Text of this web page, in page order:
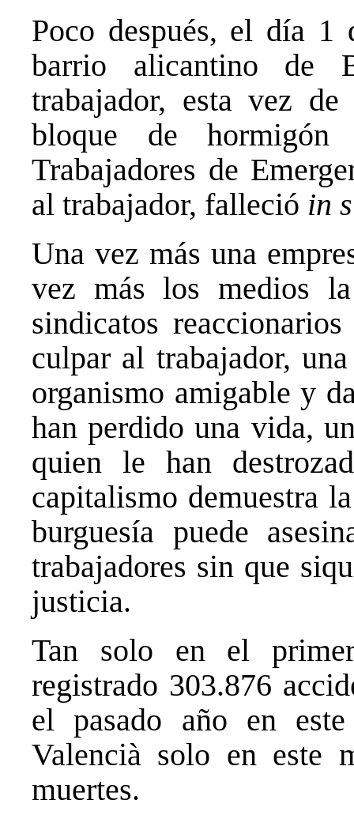
Poco después, el día 1
barrio alicantino de
trabajador, esta vez
bloque de
Trabajadores de
al trabajador, falleció in
Una vez más una
vez más los medios
sindicatos
culpar al trabajador,
organismo amigable y
han perdido una vida,
quien le han
capitalismo demuestra
burguesía puede
trabajadores sin que
justicia.
Tan solo en el
registrado 303.876
el pasado año en
Valencià solo en este
muertes.